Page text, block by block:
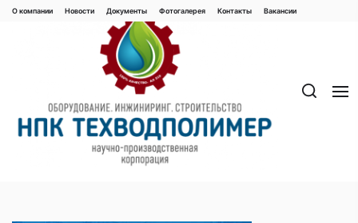
Перейти
О компании Новости Документы Фотогалерея Контaкты Вакaнсии